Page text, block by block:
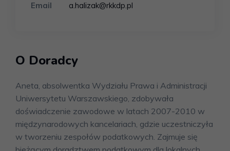
Email a.halizak@rkkdp.pl
O Doradcy
Aneta, absolwentka Wydziału Prawa i Administracji
Uniwersytetu Warszawskiego, zdobywała
doświadczenie zawodowe w latach 2007-2010 w
międzynarodowych kancelariach, gdzie uczestniczyła
w tworzeniu zespołów podatkowych. Zajmuje się